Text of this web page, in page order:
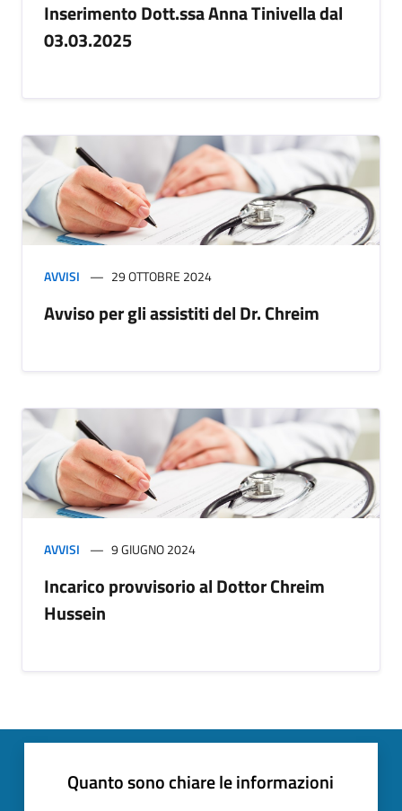
Inserimento Dott.ssa Anna Tinivella dal
03.03.2025
AVVISI 29 OTTOBRE 2024
Avviso per gli assistiti del Dr. Chreim
AVVISI 9 GIUGNO 2024
Incarico provvisorio al Dottor Chreim
Hussein
Quanto sono chiare le informazioni